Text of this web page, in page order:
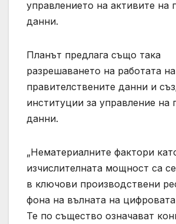
управлението на активите на
данни.
Планът предлага също така
разрешаването на работата на
правителствените данни и
институции за управление на
данни.
„Нематериалните фактори
изчислителната мощност са
в ключови производствени
фона на вълната на
Те по същество означават